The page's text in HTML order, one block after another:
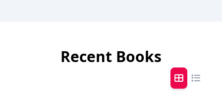
Recent Books